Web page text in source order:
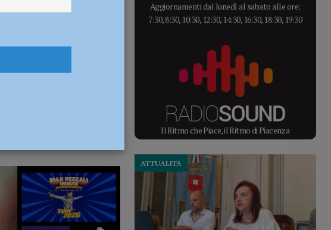
Aggiornamenti dal lunedì al sabato alle ore:
7:30, 8:30, 10:30, 12:30, 14:30, 16:30, 18:30, 19:30
Il Ritmo che Piace, il Ritmo di Piacenza
ATTUALITÀ